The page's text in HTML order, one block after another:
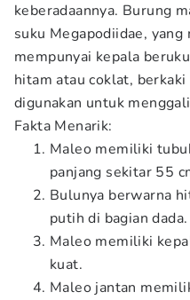
keberadaannya. Burung
suku Megapodiidae,
mempunyai kepala
hitam atau coklat,
digunakan untuk
Fakta Menarik:
Maleo memiliki
panjang sekitar 55
Bulunya berwarna
putih di bagian dada.
Maleo memiliki
kuat.
Maleo jantan